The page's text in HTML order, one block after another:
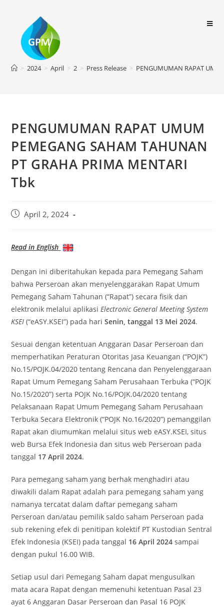
> 2024 > April > 2 > Press Release > PENGUMUMAN RAPAT
PENGUMUMAN RAPAT UMUM
PEMEGANG SAHAM TAHUNAN
PT GRAHA PRIMA MENTARI
Tbk
April 2, 2024
Read in English
Dengan ini diberitahukan kepada para Pemegang Saham
bahwa Perseroan akan menyelenggarakan Rapat Umum
Pemegang Saham Tahunan (“Rapat”) secara fisik dan
elektronik melalui aplikasiElectronic General Meeting System
KSEI(“eASY.KSEI”) pada hariSenin, tanggal 13 Mei 2024.
Sesuai dengan ketentuan Anggaran Dasar Perseroan dan
memperhatikan Peraturan Otoritas Jasa Keuangan (“POJK”)
No.15/POJK.04/2020 tentang Rencana dan Penyelenggaraan
Rapat Umum Pemegang Saham Perusahaan Terbuka (“POJK
No.15/2020”) serta POJK No.16/POJK.04/2020 tentang
Pelaksanaan Rapat Umum Pemegang Saham Perusahaan
Terbuka Secara Elektronik (“POJK No.16/2020”) pemanggilan
Rapat akan diumumkan melalui situs web eASY.KSEI, situs
web Bursa Efek Indonesia dan situs web Perseroan pada
tanggal 17 April 2024.
Para pemegang saham yang berhak menghadiri atau
diwakili dalam Rapat adalah para pemegang saham yang
namanya tercatat dalam daftar pemegang saham
Perseroan dan/atau pemilik saldo saham Perseroan pada
sub rekening efek di penitipan kolektif PT Kustodian Sentral
Efek Indonesia (KSEI) pada tanggal 16 April 2024 sampai
dengan pukul 16.00 WIB.
Setiap usul dari Pemegang Saham dapat mengusulkan
mata acara Rapat dengan memenuhi ketentuan Pasal 23
ayat 6 Anggaran Dasar Perseroan dan Pasal 16 POJK